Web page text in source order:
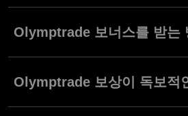
Olymptrade 보너스를 받는
받아보세요. Advanced 등급을 이용하려
$500/€500 또는 100 USDT를 입금해야
용하려면, 계정 통화에 따라 최소
Olymptrade 보상이 독보적